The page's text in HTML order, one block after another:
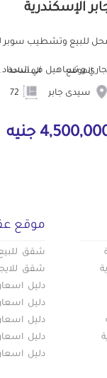
الإسكندرية
للبيع وتشطيب سوبر
و تساهيل في السداد لتواصل
الموقع
سيدى جابر
المساحة
جنيه
موقع
شقق
شقق
دليل
دليل اسعار
دليل
دليل
دليل